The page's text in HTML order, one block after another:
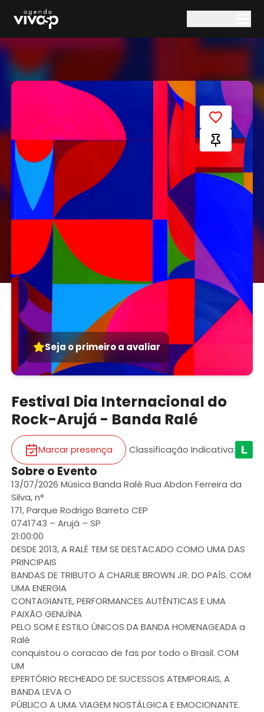
Seja o primeiro a avaliar
Festival Dia Internacional do
Rock-Arujá - Banda Ralé
Marcar presença Classificação Indicativa:
Sobre o Evento
13/07/2026 Música Banda Ralé Rua Abdon Ferreira da
Silva, n°
171, Parque Rodrigo Barreto CEP
0741743 – Arujá – SP
21:00:00
DESDE 2013, A RALÉ TEM SE DESTACADO COMO UMA DAS
PRINCIPAIS
BANDAS DE TRIBUTO A CHARLIE BROWN JR. DO PAÍS. COM
UMA ENERGIA
CONTAGIANTE, PERFORMANCES AUTÊNTICAS E UMA
PAIXÃO GENUÍNA
PELO SOM E ESTILO ÚNICOS DA BANDA HOMENAGEADA a
Ralé
conquistou o coracao de fas por todo o Brasil. COM
UM
EPERTÓRIO RECHEADO DE SUCESSOS ATEMPORAIS, A
BANDA LEVA O
PÚBLICO A UMA VIAGEM NOSTÁLGICA E EMOCIONANTE.